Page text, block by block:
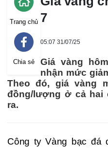
Trang chủ
Chia sẻ
7
05:07 31/07/25
Giá vàng
nhận mức
Theo đó, giá vàng
đồng/lượng ở cả hai
ra.
Công ty Vàng bạc đá